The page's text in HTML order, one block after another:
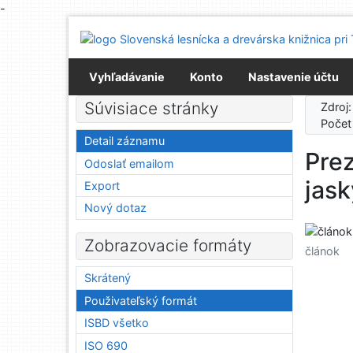
-
Prejsť na menu
Prehlásenie o webovej prístupnosti
Vyhľadávanie
Konto Nastavenie účtu
článok
Súvisiace stránky
Detail záznamu
Odoslať emailom
Export
Nový dotaz
Zobrazovacie formáty
Skrátený
Použivateľský formát
ISBD všetko
ISO 690